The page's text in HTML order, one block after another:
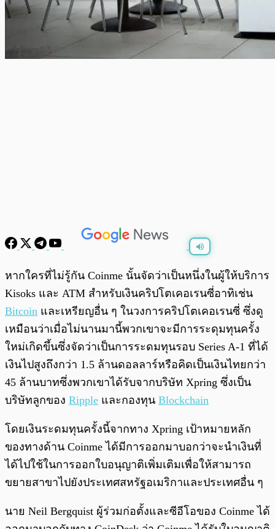
พร้อมเล่น 0:00/ 0:00
หากใครที่ไม่รู้กัน Coinme นั้นจัดว่าเป็นหนึ่งในผู้ให้บริการ
Kisoks และ ATM สำหรับเงินคริปโตเคอเรนซี่อาทิเช่น
Bitcoin และเหรียญอื่น ๆ ในวงการคริปโตเคอเรนซี่ ซึ่งดู
เหมือนว่าเมื่อไม่นานมานี้พวกเขาจะมีการระดุมทุนครั้ง
ใหม่เกิดขึ้นซึ่งจัดว่าเป็นการระดมทุนรอบ Series A-1 ที่ได้
เงินไปสูงถึงกว่า 1.5 ล้านดอลลาร์หรือคิดเป็นเงินไทยกว่า
45 ล้านบาทซึ่งพวกเขาได้รับจากบริษัท Xpring ซึ่งเป็น
บริษัทลูกของ Ripple และกองทุน Blockchain
โดยเงินระดมทุนครั้งนี้จากทาง Xpring เป้าหมายหลัก
ของทางด้าน Coinme ได้มีการออกมาบอกว่าจะนำเงินที่
ได้ไปใช้ในการออกใบอนุญาติเพิ่มเติมเพื่อให้สามารถ
ขยายสาขาไปยังประเทศสหรัฐอเมริกาและประเทศอื่น ๆ
นาย Neil Bergquist ผู้ร่วมก่อตั้งและซีอีโอของ Coinme ได้